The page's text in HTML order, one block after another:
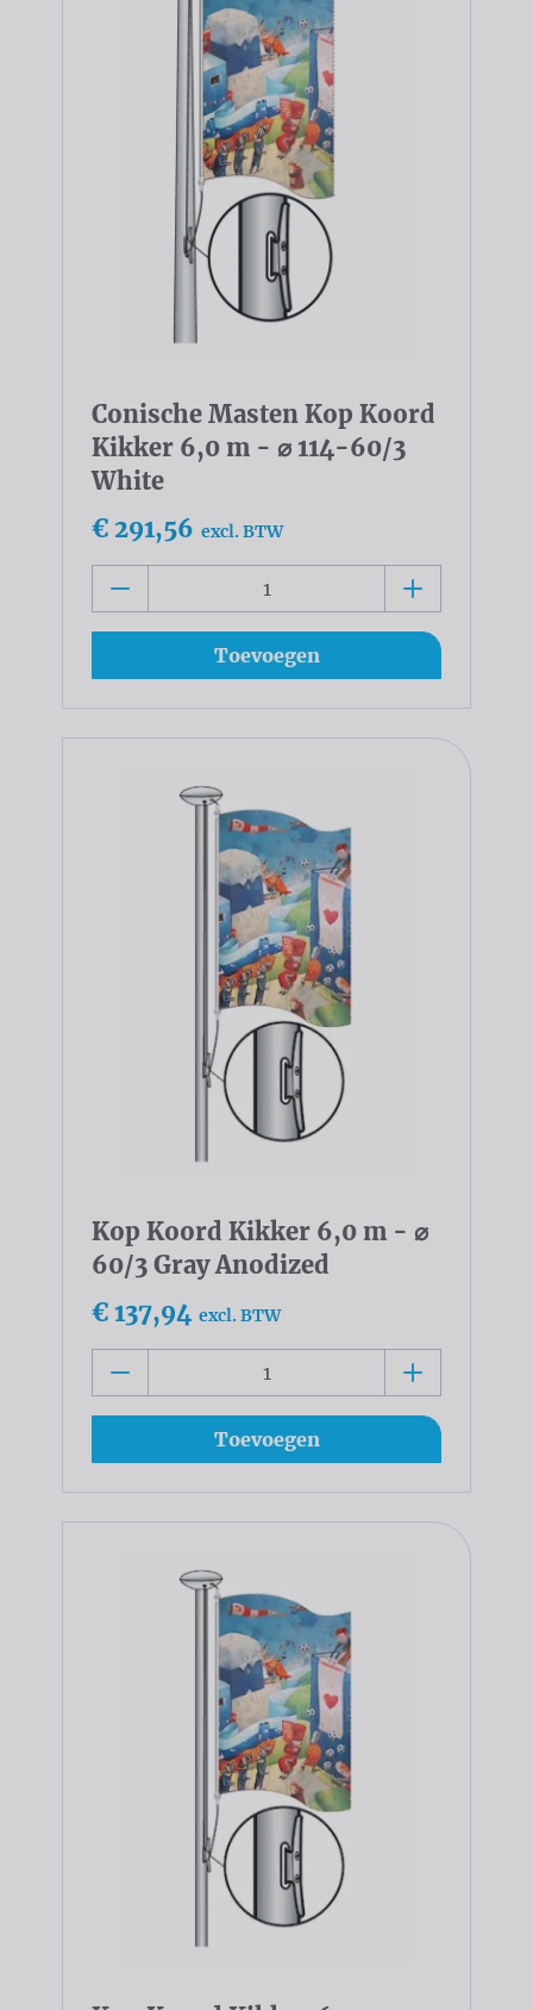
Conische Masten Kop Koord
Kikker 6,0 m - ⌀ 114-60/3
White
€ 291,56 excl. BTW
Toevoegen
Kop Koord Kikker 6,0 m - ⌀
60/3 Gray Anodized
€ 137,94 excl. BTW
Toevoegen